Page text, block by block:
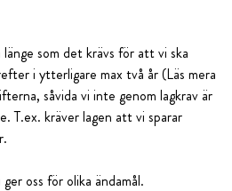
som det krävs för att vi ska
i ytterligare max två år (Läs mera
såvida vi inte genom lagkrav är
T.ex. kräver lagen att vi sparar
oss för olika ändamål.